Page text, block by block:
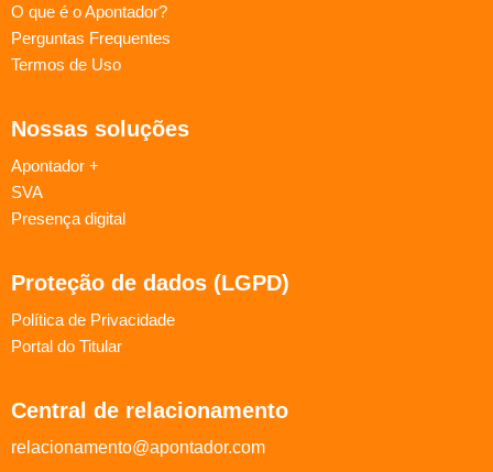
O que é o Apontador?
Perguntas Frequentes
Termos de Uso
Nossas soluções
Apontador +
SVA
Presença digital
Proteção de dados (LGPD)
Política de Privacidade
Portal do Titular
Central de relacionamento
relacionamento@apontador.com